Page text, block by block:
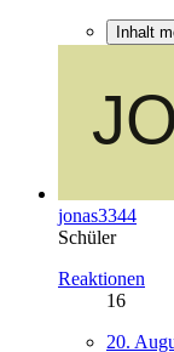
Inhalt
jonas3344
Schüler
Reaktionen
16
20.